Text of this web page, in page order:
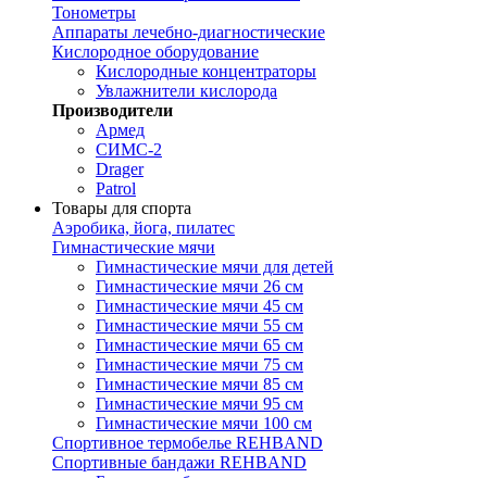
Тонометры
Аппараты лечебно-диагностические
Кислородное оборудование
Кислородные концентраторы
Увлажнители кислорода
Производители
Армед
СИМС-2
Drager
Patrol
Товары для спорта
Аэробика, йога, пилатес
Гимнастические мячи
Гимнастические мячи для детей
Гимнастические мячи 26 см
Гимнастические мячи 45 см
Гимнастические мячи 55 см
Гимнастические мячи 65 см
Гимнастические мячи 75 см
Гимнастические мячи 85 см
Гимнастические мячи 95 см
Гимнастические мячи 100 см
Спортивное термобелье REHBAND
Спортивные бандажи REHBAND